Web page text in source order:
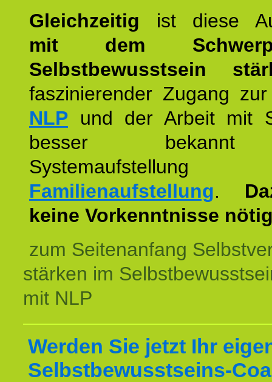
Gleichzeitig ist diese
mit dem
Selbstbewusstsein
faszinierender Zugang
NLP und der Arbeit mit
besser
Familienaufstellung.
keine Vorkenntnisse
zum Seitenanfang
stärken im
mit NLP
Werden Sie jetzt Ihr
Selbstbewusstseins-